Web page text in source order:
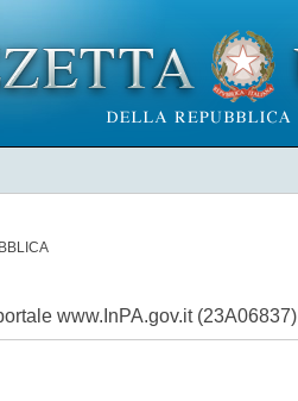
www.InPA.gov.it (23A06837)